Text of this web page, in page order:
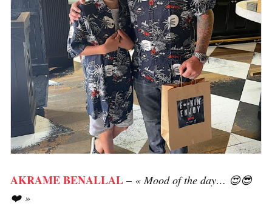
AKRAME BENALLAL – « Mood of the day… 😍😎
❤️ »